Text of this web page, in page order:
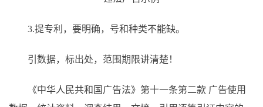
3.提专利，要明确，号和种类不能缺。
引数据，标出处，范围期限讲清楚！
《中华人民共和国广告法》第十一条第二款 广告使用